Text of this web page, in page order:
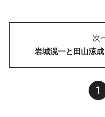
次
岩城滉一と田山涼
1